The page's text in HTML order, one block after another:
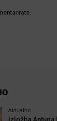
Aktualno